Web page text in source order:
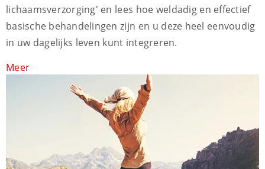
lichaamsverzorging' en lees hoe weldadig en effectief
basische behandelingen zijn en u deze heel eenvoudig
in uw dagelijks leven kunt integreren.
Meer